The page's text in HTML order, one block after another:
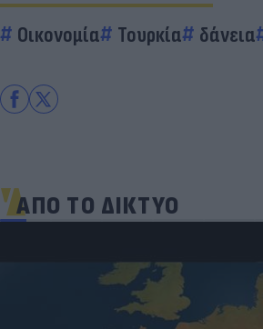
Οικονομία Τουρκία δάνεια
ΑΠΟ ΤΟ ΔΙΚΤΥΟ